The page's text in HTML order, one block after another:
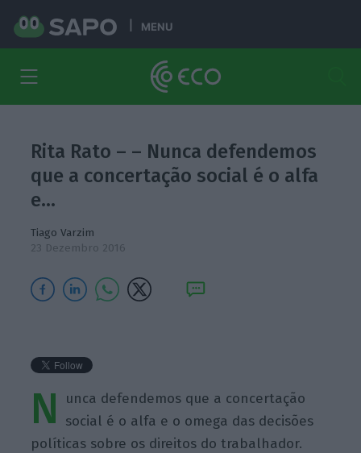
MENU
Rita Rato – – Nunca defendemos
que a concertação social é o alfa
e…
Tiago Varzim
23 Dezembro 2016
N
unca defendemos que a concertação
social é o alfa e o omega das decisões
políticas sobre os direitos do trabalhador.